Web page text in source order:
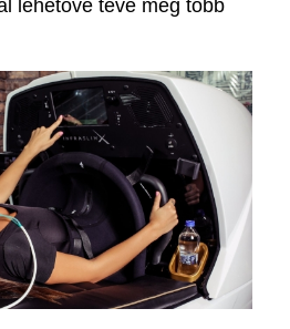
lehetővé téve még több